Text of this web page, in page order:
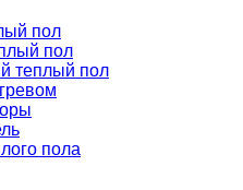
пол
пол
теплый пол
пола